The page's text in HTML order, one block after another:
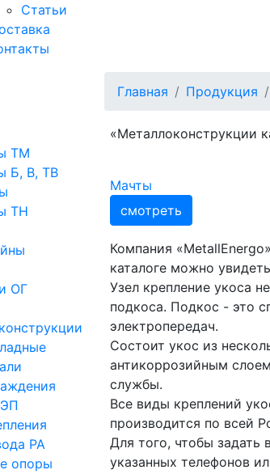
Статьи
Главная Продукция
ТМ
Б, В, ТВ
ТН
ОГ
РА
опоры
«Металлоконструкции
Мачты
смотреть
Компания
каталоге можно
Узел крепление укоса
подкоса. Подкос - это
электропередач.
Состоит укос из
антикоррозийным
службы.
Все виды креплений
производится по всей
Для того, чтобы
указанных телефонов